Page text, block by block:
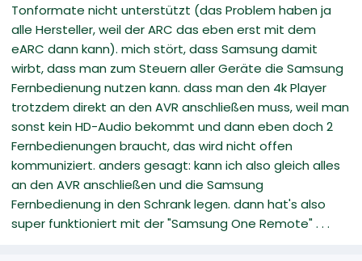
Tonformate nicht unterstützt (das Problem haben ja
alle Hersteller, weil der ARC das eben erst mit dem
eARC dann kann). mich stört, dass Samsung damit
wirbt, dass man zum Steuern aller Geräte die Samsung
Fernbedienung nutzen kann. dass man den 4k Player
trotzdem direkt an den AVR anschließen muss, weil man
sonst kein HD-Audio bekommt und dann eben doch 2
Fernbedienungen braucht, das wird nicht offen
kommuniziert. anders gesagt: kann ich also gleich alles
an den AVR anschließen und die Samsung
Fernbedienung in den Schrank legen. dann hat's also
super funktioniert mit der "Samsung One Remote" . . .